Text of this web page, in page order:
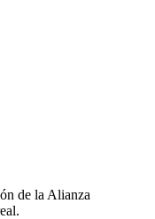
de la Alianza